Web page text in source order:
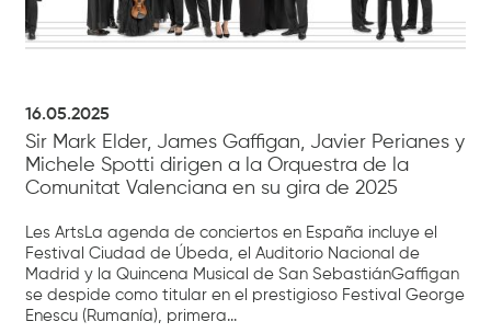
16.05.2025
Sir Mark Elder, James Gaffigan, Javier Perianes y
Michele Spotti dirigen a la Orquestra de la
Comunitat Valenciana en su gira de 2025
Les ArtsLa agenda de conciertos en España incluye el
Festival Ciudad de Úbeda, el Auditorio Nacional de
Madrid y la Quincena Musical de San SebastiánGaffigan
se despide como titular en el prestigioso Festival George
Enescu (Rumanía), primera...